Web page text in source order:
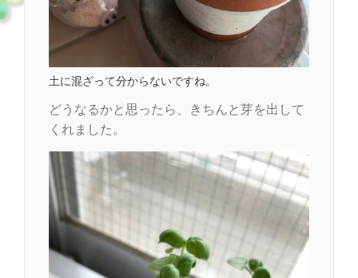
土に混ざって分からないですね。
どうなるかと思ったら、きちんと芽を出して
くれました。